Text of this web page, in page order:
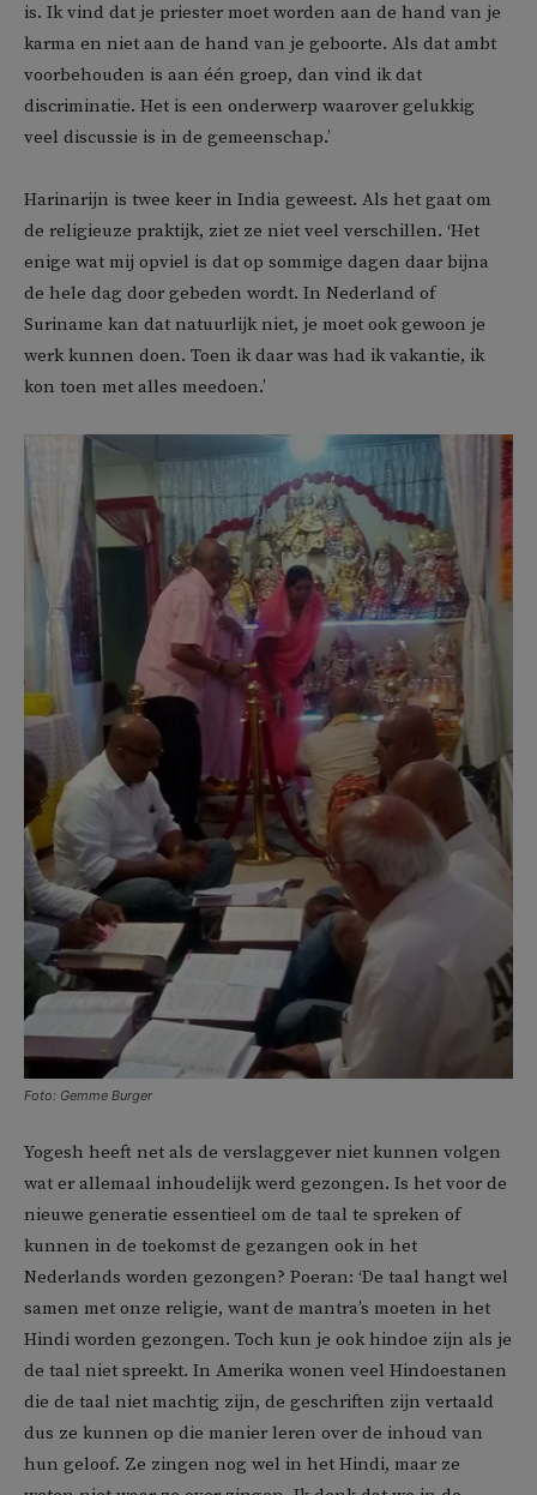
is. Ik vind dat je priester moet worden aan de hand van je
karma en niet aan de hand van je geboorte. Als dat ambt
voorbehouden is aan één groep, dan vind ik dat
discriminatie. Het is een onderwerp waarover gelukkig
veel discussie is in de gemeenschap.’
Harinarijn is twee keer in India geweest. Als het gaat om
de religieuze praktijk, ziet ze niet veel verschillen. ‘Het
enige wat mij opviel is dat op sommige dagen daar bijna
de hele dag door gebeden wordt. In Nederland of
Suriname kan dat natuurlijk niet, je moet ook gewoon je
werk kunnen doen. Toen ik daar was had ik vakantie, ik
kon toen met alles meedoen.’
Foto: Gemme Burger
Yogesh heeft net als de verslaggever niet kunnen volgen
wat er allemaal inhoudelijk werd gezongen. Is het voor de
nieuwe generatie essentieel om de taal te spreken of
kunnen in de toekomst de gezangen ook in het
Nederlands worden gezongen? Poeran: ‘De taal hangt wel
samen met onze religie, want de mantra’s moeten in het
Hindi worden gezongen. Toch kun je ook hindoe zijn als je
de taal niet spreekt. In Amerika wonen veel Hindoestanen
die de taal niet machtig zijn, de geschriften zijn vertaald
dus ze kunnen op die manier leren over de inhoud van
hun geloof. Ze zingen nog wel in het Hindi, maar ze